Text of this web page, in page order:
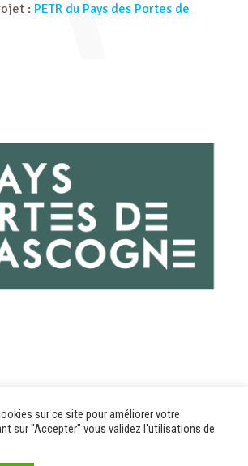
: PETR du Pays des Portes de
sur ce site pour améliorer votre
sur "Accepter" vous validez l'utilisations de